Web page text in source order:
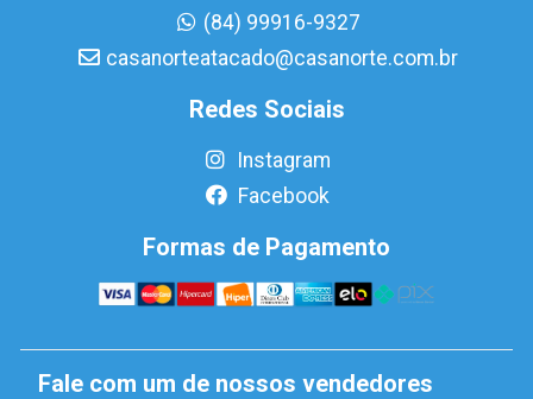
(84) 99916-9327
casanorteatacado@casanorte.com.br
Redes Sociais
Instagram
Facebook
Formas de Pagamento
Fale com um de nossos vendedores